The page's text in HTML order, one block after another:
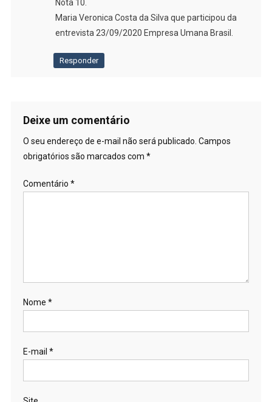
Nota 10.
Maria Veronica Costa da Silva que participou da
entrevista 23/09/2020 Empresa Umana Brasil.
Responder
Deixe um comentário
O seu endereço de e-mail não será publicado. Campos
obrigatórios são marcados com *
Comentário *
Nome *
E-mail *